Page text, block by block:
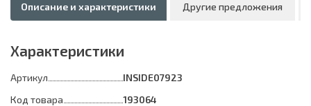
Описание и характеристики Другие предложения
Характеристики
Артикул
INSIDE07923
Код товара
193064